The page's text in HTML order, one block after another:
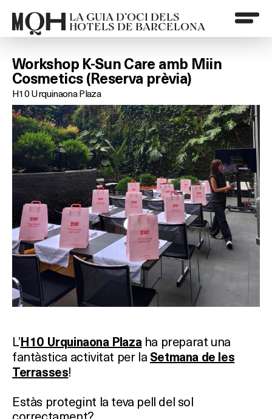
LA GUIA D’OCI DELS
HOTELS DE BARCELONA
Workshop K-Sun Care amb Miin
Cosmetics (Reserva prèvia)
H10 Urquinaona Plaza
L’H10 Urquinaona Plaza ha preparat una
fantàstica activitat per la Setmana de les
Terrasses!
Estàs protegint la teva pell del sol